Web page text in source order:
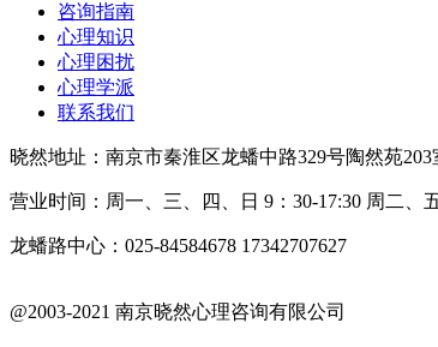
咨询指南
心理知识
心理困扰
心理学派
联系我们
晓然地址：南京市秦淮区龙蟠中路329号陶然苑
营业时间：周一、三、四、日 9：30-17:30 周二、
龙蟠路中心：025-84584678 17342707627
@2003-2021 南京晓然心理咨询有限公司